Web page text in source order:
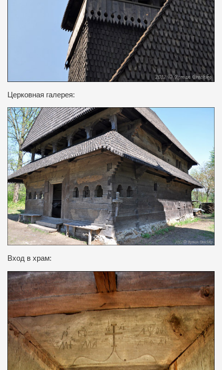
Церковная галерея:
Вход в храм: